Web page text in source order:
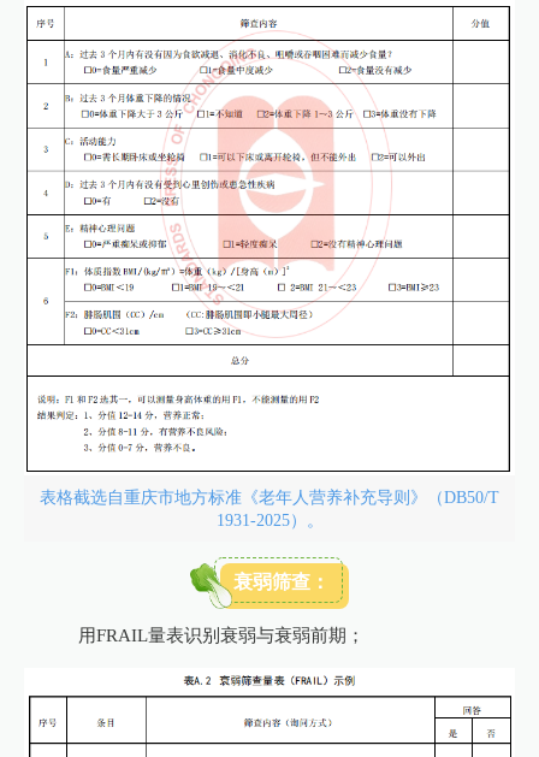
表格截选自重庆市地方标准《老年人营养补充导则》（DB50/T
1931-2025）。
衰弱筛查：
用FRAIL量表识别衰弱与衰弱前期；